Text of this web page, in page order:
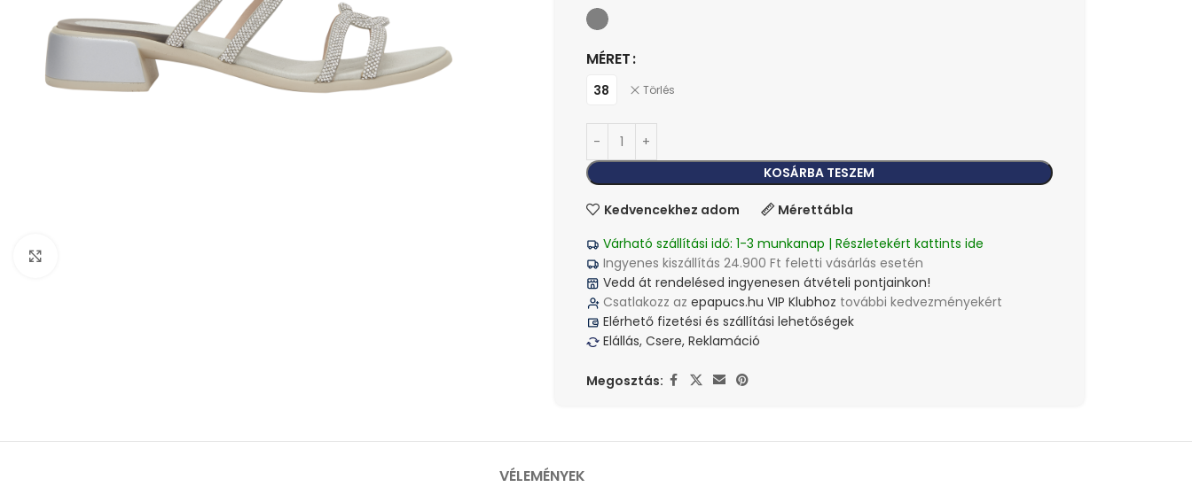
MÉRET
38 Törlés
KOSÁRBA TESZEM
Kedvencekhez adom
Mérettábla
Várható szállítási idő: 1-3 munkanap | Részletekért kattints ide
Ingyenes kiszállítás 24.900 Ft feletti vásárlás esetén
Vedd át rendelésed ingyenesen átvételi pontjainkon!
Csatlakozz az epapucs.hu VIP Klubhoz további kedvezményekért
Elérhető fizetési és szállítási lehetőségek
Elállás, Csere, Reklamáció
Megosztás:
VÉLEMÉNYEK